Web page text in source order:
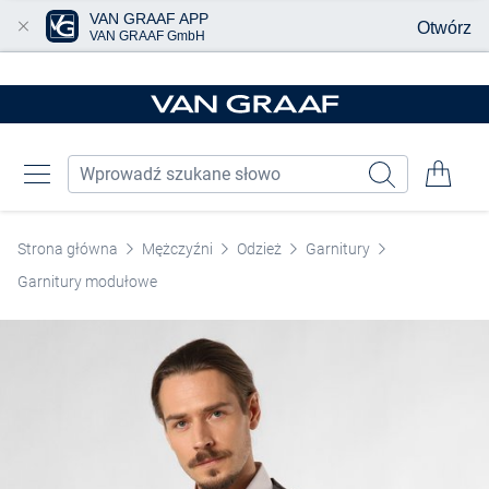
Strona główna Mężczyźni Odzież
Garnitury
Garnitury modułowe
VAN GRAAF APP
VAN GRAAF GmbH Otwórz